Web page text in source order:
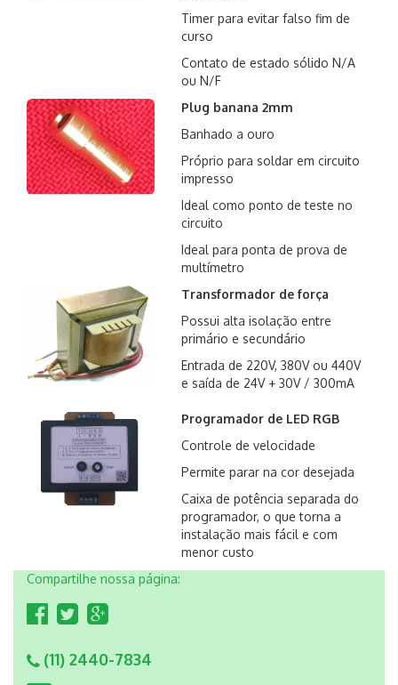
Timer para evitar falso fim de
curso
Contato de estado sólido N/A
ou N/F
Plug banana 2mm
Banhado a ouro
Próprio para soldar em circuito
impresso
Ideal como ponto de teste no
circuito
Ideal para ponta de prova de
multímetro
Transformador de força
Possui alta isolação entre
primário e secundário
Entrada de 220V, 380V ou 440V
e saída de 24V + 30V / 300mA
Programador de LED RGB
Controle de velocidade
Permite parar na cor desejada
Caixa de potência separada do
programador, o que torna a
instalação mais fácil e com
menor custo
Compartilhe nossa página:
(11) 2440-7834